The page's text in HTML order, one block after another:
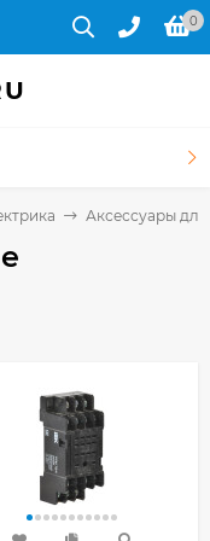
0
Аксессуары